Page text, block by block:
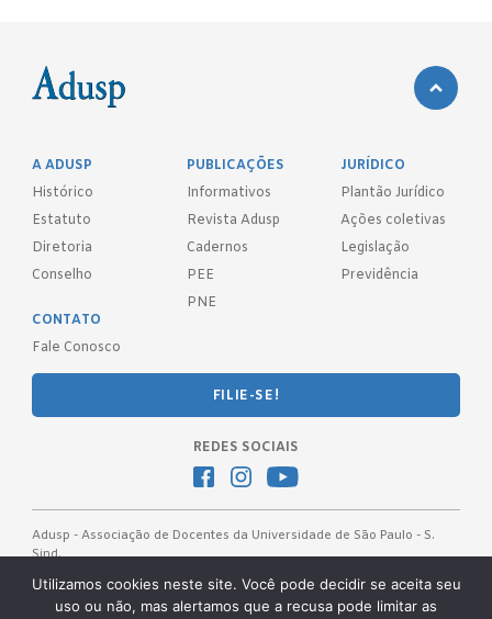
A ADUSP
Histórico
Estatuto
Diretoria
Conselho
PUBLICAÇÕES
Informativos
Revista Adusp
Cadernos
PEE
PNE
JURÍDICO
Plantão Jurídico
Ações coletivas
Legislação
Previdência
CONTATO
Fale Conosco
FILIE-SE!
REDES SOCIAIS
Adusp - Associação de Docentes da Universidade de São Paulo - S.
Sind.
Av. Prof. Almeida Prado, 1366 - São Paulo, SP - CEP 05508-070
Telefones: (11) 3091-4465 / 66 ● (11) 3813-5573 ● (11) 3815-9245 ●
Utilizamos cookies neste site. Você pode decidir se aceita seu
uso ou não, mas alertamos que a recusa pode limitar as